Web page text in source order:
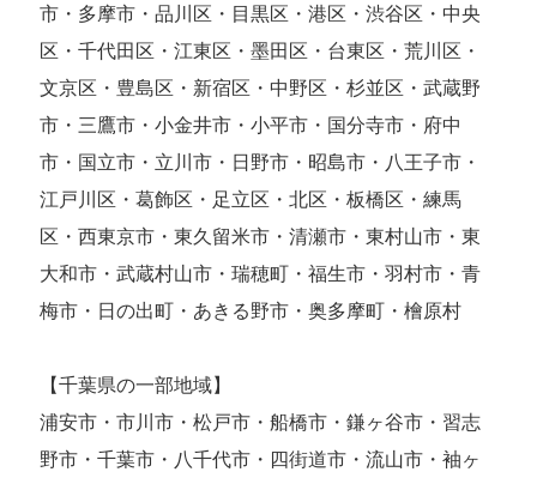
市・多摩市・品川区・目黒区・港区・渋谷区・中央
区・千代田区・江東区・墨田区・台東区・荒川区・
文京区・豊島区・新宿区・中野区・杉並区・武蔵野
市・三鷹市・小金井市・小平市・国分寺市・府中
市・国立市・立川市・日野市・昭島市・八王子市・
江戸川区・葛飾区・足立区・北区・板橋区・練馬
区・西東京市・東久留米市・清瀬市・東村山市・東
大和市・武蔵村山市・瑞穂町・福生市・羽村市・青
梅市・日の出町・あきる野市・奥多摩町・檜原村
【千葉県の一部地域】
浦安市・市川市・松戸市・船橋市・鎌ヶ谷市・習志
野市・千葉市・八千代市・四街道市・流山市・袖ヶ